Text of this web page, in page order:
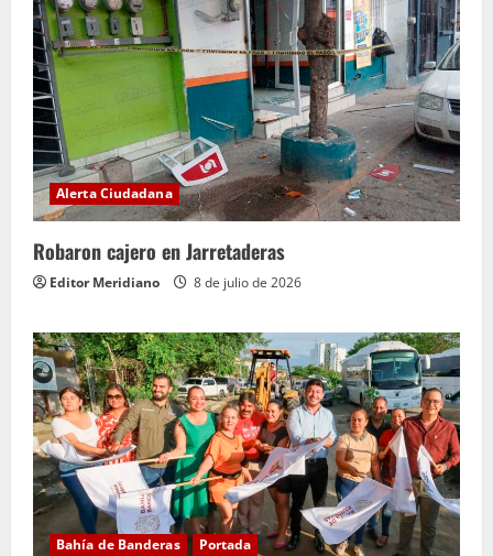
Alerta Ciudadana
Robaron cajero en Jarretaderas
Editor Meridiano 8 de julio de 2026
Bahía de Banderas Portada